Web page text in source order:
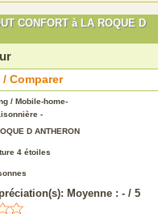
CONFORT à LA ROQUE D
Comparer
/ Mobile-home-
-
D ANTHERON
4 étoiles
Moyenne : - / 5